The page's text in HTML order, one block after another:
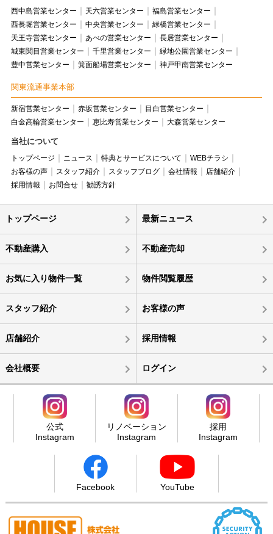
西中島営業センター 天六営業センター
福島営業センター
西長堀営業センター
中央営業センター
緑橋営業センター
天王寺営業センター
あべの営業センター
長居営業センター
城東関目営業センター
千里営業センター
緑地公園営業センター
豊中営業センター
箕面船場営業センター 神戸甲南営業センター
関東流通事業本部
新宿営業センター 赤坂営業センター
目白営業センター
白金高輪営業センター
恵比寿営業センター 大森営業センター
当社について
トップページ ニュース 特典とサービスについて
WEBチラシ
お客様の声
スタッフ紹介 スタッフブログ 会社情報
店舗紹介
採用情報
お問合せ 勧誘方針
トップページ 最新ニュース
不動産購入 不動産売却
お気に入り物件一覧 物件閲覧履歴
スタッフ紹介 お客様の声
店舗紹介 採用情報
会社概要 ログイン
公式
Instagram
リノベーション
Instagram
採用
Instagram
Facebook YouTube